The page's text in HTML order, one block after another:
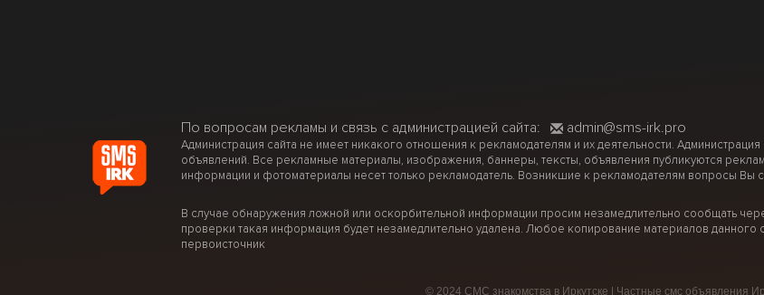
По вопросам рекламы и связь с администрацией сайта: admin@sms-irk.pro
Администрация сайта не имеет никакого отношения к рекламодателям и их деятельности.
объявлений. Все рекламные материалы, изображения, баннеры, тексты, объявления публикуются
информации и фотоматериалы несет только рекламодатель. Возникшие к рекламодателям вопросы Вы
В случае обнаружения ложной или оскорбительной информации просим незамедлительно сообщать
проверки такая информация будет незамедлительно удалена. Любое копирование материалов данного
первоисточник
© 2024 СМС знакомства в Иркутске | Частные смс объявления